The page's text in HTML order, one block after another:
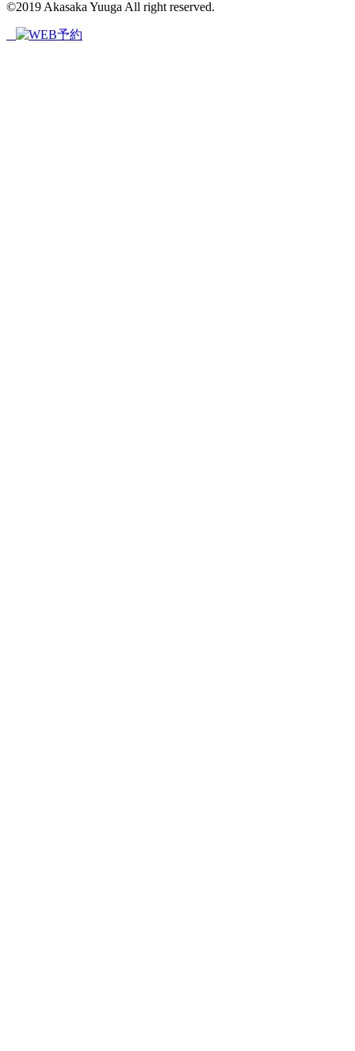
©2019 Akasaka Yuuga All right reserved.